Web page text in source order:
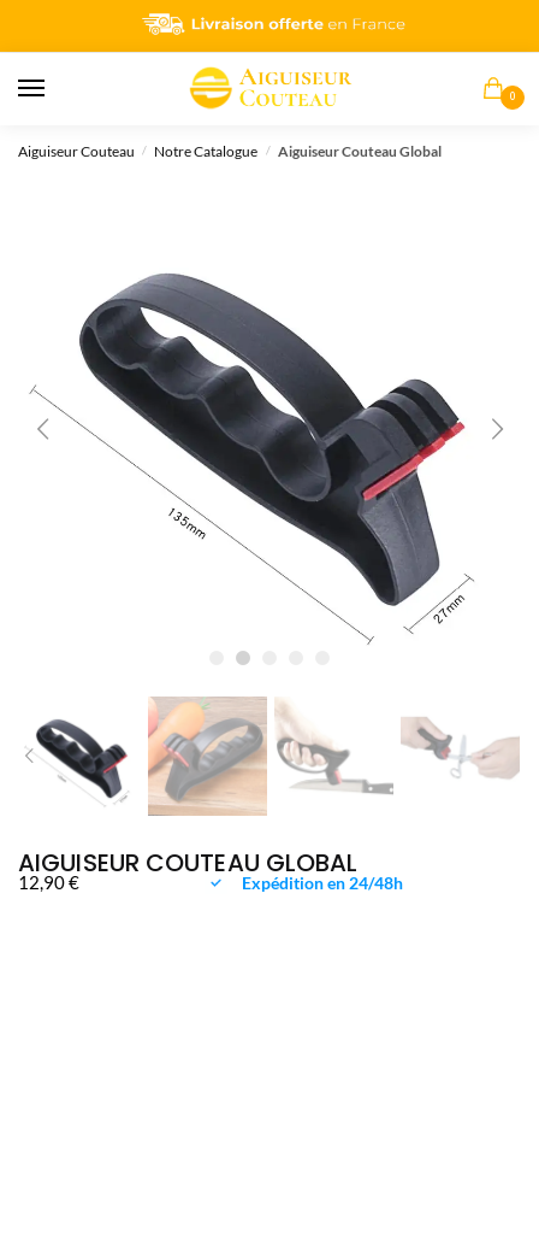
0
Aiguiseur Couteau / Notre Catalogue / Aiguiseur Couteau Global
AIGUISEUR COUTEAU GLOBAL
12,90€ Expédition en 24/48h